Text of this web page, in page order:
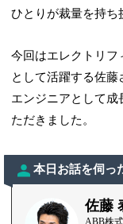
ひとりが裁量を持ち
今回はエレクトリフ
として活躍する佐
エンジニアとして成
ただきました。
本日お話を伺っ
佐藤